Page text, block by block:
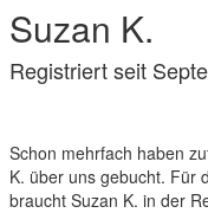
Suzan K.
Registriert seit
Schon mehrfach haben
K. über uns gebucht. Für
braucht Suzan K. in der